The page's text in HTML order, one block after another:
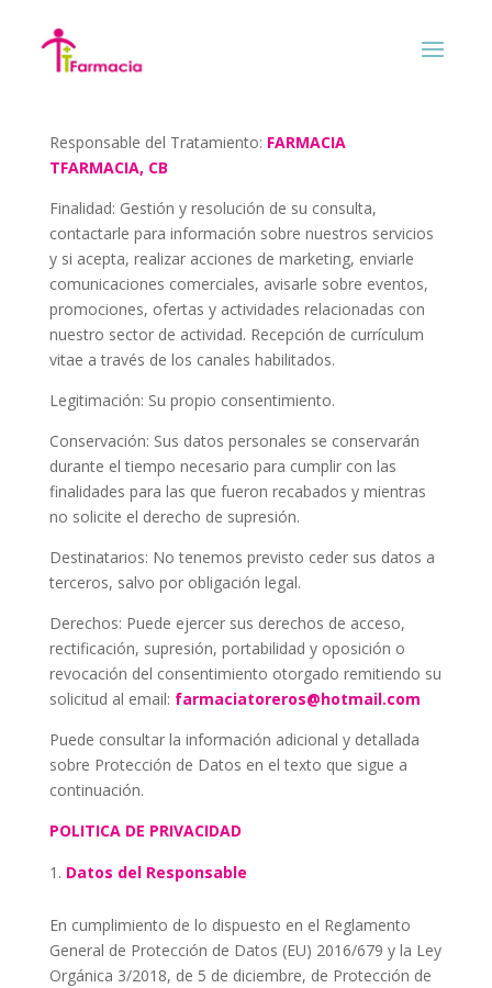
Politica de privacidad
Responsable del Tratamiento: FARMACIA
TFARMACIA, CB
Finalidad: Gestión y resolución de su consulta,
contactarle para información sobre nuestros servicios
y si acepta, realizar acciones de marketing, enviarle
comunicaciones comerciales, avisarle sobre eventos,
promociones, ofertas y actividades relacionadas con
nuestro sector de actividad. Recepción de currículum
vitae a través de los canales habilitados.
Legitimación: Su propio consentimiento.
Conservación: Sus datos personales se conservarán
durante el tiempo necesario para cumplir con las
finalidades para las que fueron recabados y mientras
no solicite el derecho de supresión.
Destinatarios: No tenemos previsto ceder sus datos a
terceros, salvo por obligación legal.
Derechos: Puede ejercer sus derechos de acceso,
rectificación, supresión, portabilidad y oposición o
revocación del consentimiento otorgado remitiendo su
solicitud al email: farmaciatoreros@hotmail.com
Puede consultar la información adicional y detallada
sobre Protección de Datos en el texto que sigue a
continuación.
POLITICA DE PRIVACIDAD
Datos del Responsable
En cumplimiento de lo dispuesto en el Reglamento
General de Protección de Datos (EU) 2016/679 y la Ley
Orgánica 3/2018, de 5 de diciembre, de Protección de